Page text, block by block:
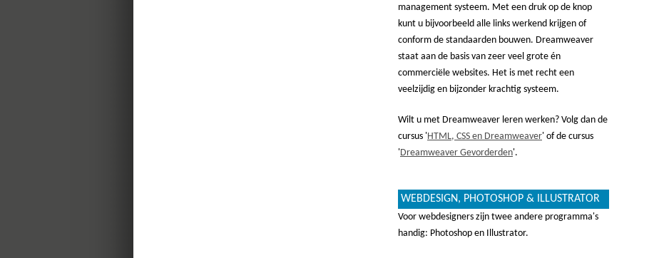
management systeem. Met een druk op de knop
kunt u bijvoorbeeld alle links werkend krijgen of
conform de standaarden bouwen. Dreamweaver
staat aan de basis van zeer veel grote én
commerciële websites. Het is met recht een
veelzijdig en bijzonder krachtig systeem.
Wilt u met Dreamweaver leren werken? Volg dan de
cursus 'HTML, CSS en Dreamweaver' of de cursus
'Dreamweaver Gevorderden'.
WEBDESIGN, PHOTOSHOP & ILLUSTRATOR
Voor webdesigners zijn twee andere programma's
handig: Photoshop en Illustrator.